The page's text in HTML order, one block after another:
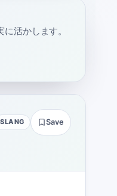
活かします。
SLANG Save